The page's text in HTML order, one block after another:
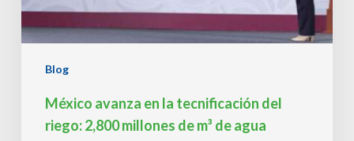
Blog
m³
de
recuperados
México avanza en la tecnificación del
riego: 2,800 millones de m³ de agua